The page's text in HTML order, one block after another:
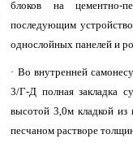
блоков на
последующим
однослойных панелей и
· Во внутренней
3/Г-Д полная закладка
высотой 3,0м кладкой из
песчаном растворе